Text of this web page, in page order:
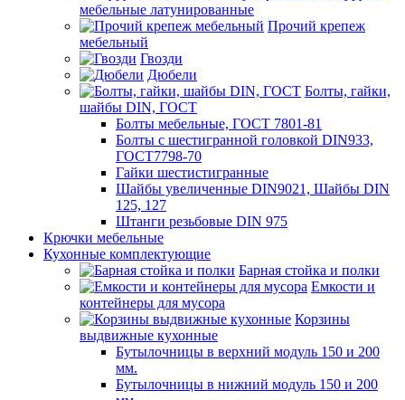
мебельные латунированные
Прочий крепеж
мебельный
Гвозди
Дюбели
Болты, гайки,
шайбы DIN, ГОСТ
Болты мебельные, ГОСТ 7801-81
Болты с шестигранной головкой DIN933,
ГОСТ7798-70
Гайки шестистигранные
Шайбы увеличенные DIN9021, Шайбы DIN
125, 127
Штанги резьбовые DIN 975
Крючки мебельные
Кухонные комплектующие
Барная стойка и полки
Емкости и
контейнеры для мусора
Корзины
выдвижные кухонные
Бутылочницы в верхний модуль 150 и 200
мм.
Бутылочницы в нижний модуль 150 и 200